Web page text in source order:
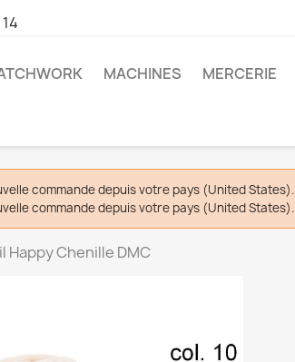
MACHINES MERCERIE
commande depuis votre pays (United States).
commande depuis votre pays (United States).
Happy Chenille DMC